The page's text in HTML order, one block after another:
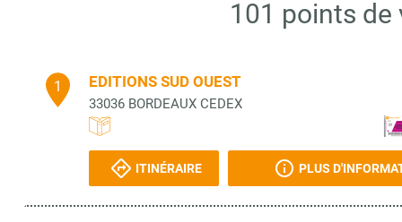
101 points de
1 EDITIONS SUD OUEST
33036 BORDEAUX CEDEX
ITINÉRAIRE PLUS